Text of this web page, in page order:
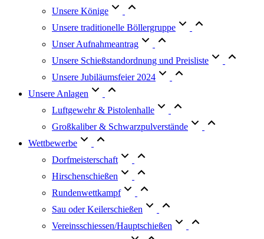
Unsere Könige
Unsere traditionelle Böllergruppe
Unser Aufnahmeantrag
Unsere Schießstandordnung und Preisliste
Unsere Jubiläumsfeier 2024
Unsere Anlagen
Luftgewehr & Pistolenhalle
Großkaliber & Schwarzpulverstände
Wettbewerbe
Dorfmeisterschaft
Hirschenschießen
Rundenwettkampf
Sau oder Keilerschießen
Vereinsschiessen/Hauptschießen